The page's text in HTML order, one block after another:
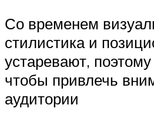
Со временем
стилистика и
устаревают,
чтобы привлечь
аудитории